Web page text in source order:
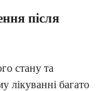
після
стану та
лікуванні багато